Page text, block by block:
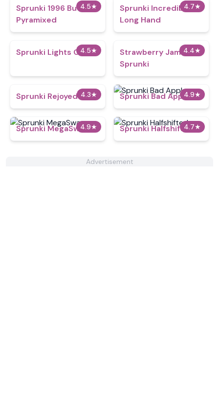
4.5★
Sprunki 1996 But
Pyramixed
4.7★
Sprunki Incredibox:
Long Hand
4.5★
Sprunki Lights Out 4.4★
Strawberry Jam but
Sprunki
4.3★
Sprunki Rejoyed 6 OC 4.9★
Sprunki Bad Apple
4.9★
Sprunki MegaSwap 4.7★
Sprunki Halfshifted
Advertisement